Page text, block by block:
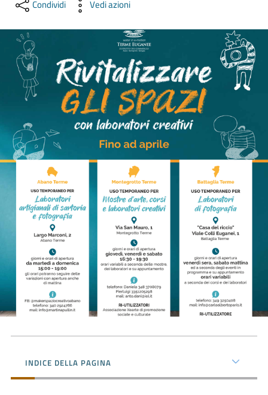
Digitale
La
Camera
Prenota
zione
on line
Servizi
Condividi Vedi azioni
INDICE DELLA PAGINA